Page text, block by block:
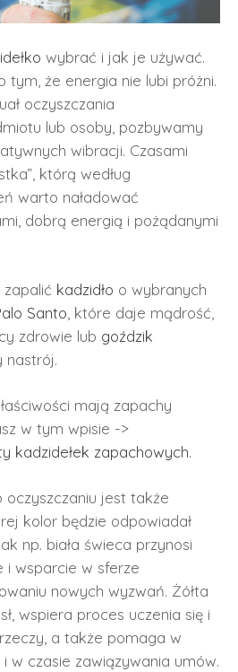
wybrać i jak je używać.
że energia nie lubi próżni.
oczyszczania
lub osoby, pozbywamy
wibracji. Czasami
którą według
warto naładować
dobrą energią i pożądanymi
kadzidło o wybranych
Santo, które daje mądrość,
zdrowie lub goździk
nastrój.
mają zapachy
w tym wpisie ->
kadzidełek zapachowych.
jest także
kolor będzie odpowiadał
np. biała świeca przynosi
i wsparcie w sferze
nowych wyzwań. Żółta
wspiera proces uczenia się i
a także pomaga w
w czasie zawiązywania umów.